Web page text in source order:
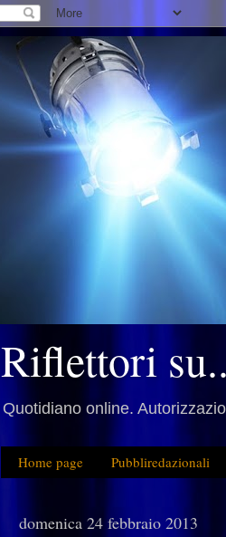
Riflettori
Quotidiano online.
Home page Pubbliredazionali
domenica 24 febbraio 2013